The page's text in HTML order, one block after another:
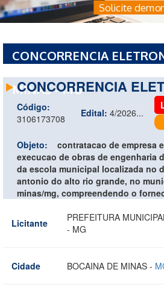
Solicite
CONCORRENCIA
MINAS - MG
CONCORRENCIA
Código:
3106173708
Edital: 4/2026...
Objeto:
contratacao de empresa
execucao de obras de engenharia
da escola municipal localizada no
antonio do alto rio grande, no
minas/mg, compreendendo o
Licitante
PREFEITURA
- MG
Cidade BOCAINA DE MINAS -